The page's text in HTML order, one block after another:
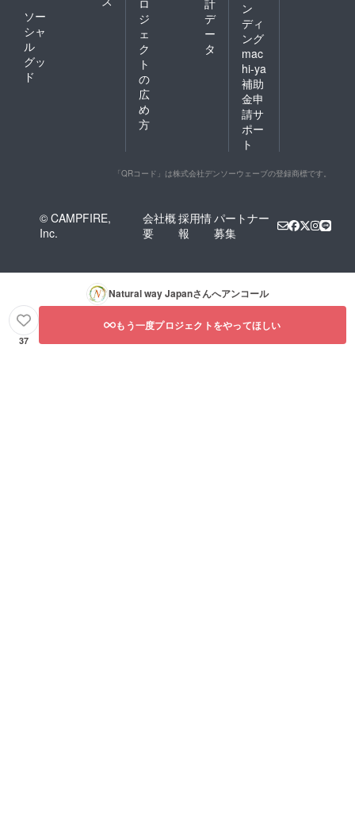
ソー
シャ
ル
グッ
ド
ジ
ェ
ク
ト
の
広
め
方
デ
ー
タ
ン
ディ
ング
mac
hi-ya
補助
金申
請サ
ポー
ト
「QRコード」は株式会社デンソーウェーブの登録商標です。
© CAMPFIRE,
Inc.
会社概
要
採用情
報
パートナー
募集
Natural way Japanさんへアンコール
37
もう一度プロジェクトをやってほしい